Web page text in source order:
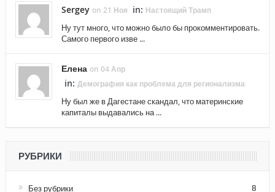
Sergey on 21 Ноя in: Настоящий Трамп
Ну тут много, что можно было бы прокомментировать.
Самого первого изве ...
Елена on 04 Апр
in: Демография как проблема для регионализма
Ну был же в Дагестане скандал, что материнские
капиталы выдавались на ...
РУБРИКИ
Без рубрики 8